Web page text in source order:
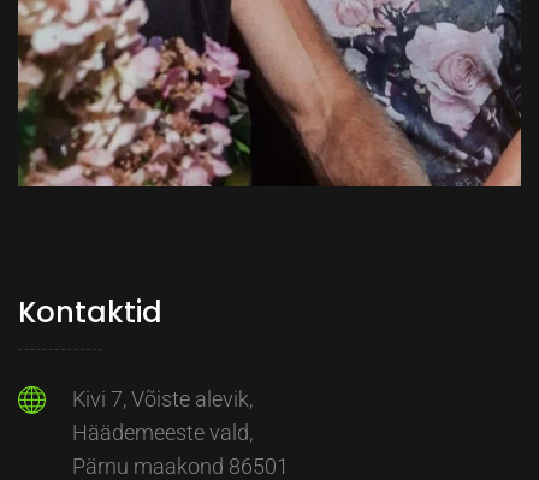
Kontaktid
Kivi 7, Võiste alevik,
Häädemeeste vald,
Pärnu maakond 86501